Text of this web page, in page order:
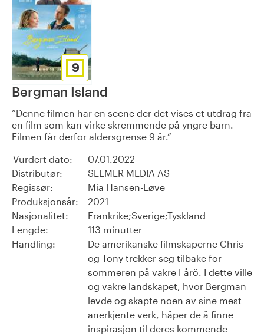
9
Bergman Island
Denne filmen har en scene der det vises et utdrag fra
en film som kan virke skremmende på yngre barn.
Filmen får derfor aldersgrense 9 år.
Vurdert dato:
07.01.2022
Distributør:
SELMER MEDIA AS
Regissør:
Mia Hansen-Løve
Produksjonsår:
2021
Nasjonalitet:
Frankrike;Sverige;Tyskland
Lengde:
113 minutter
Handling:
De amerikanske filmskaperne Chris
og Tony trekker seg tilbake for
sommeren på vakre Fårö. I dette ville
og vakre landskapet, hvor Bergman
levde og skapte noen av sine mest
anerkjente verk, håper de å finne
inspirasjon til deres kommende